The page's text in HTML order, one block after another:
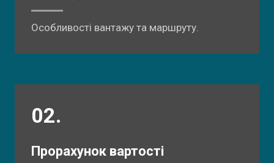
Особливості вантажу та маршруту.
02.
Прорахунок вартості